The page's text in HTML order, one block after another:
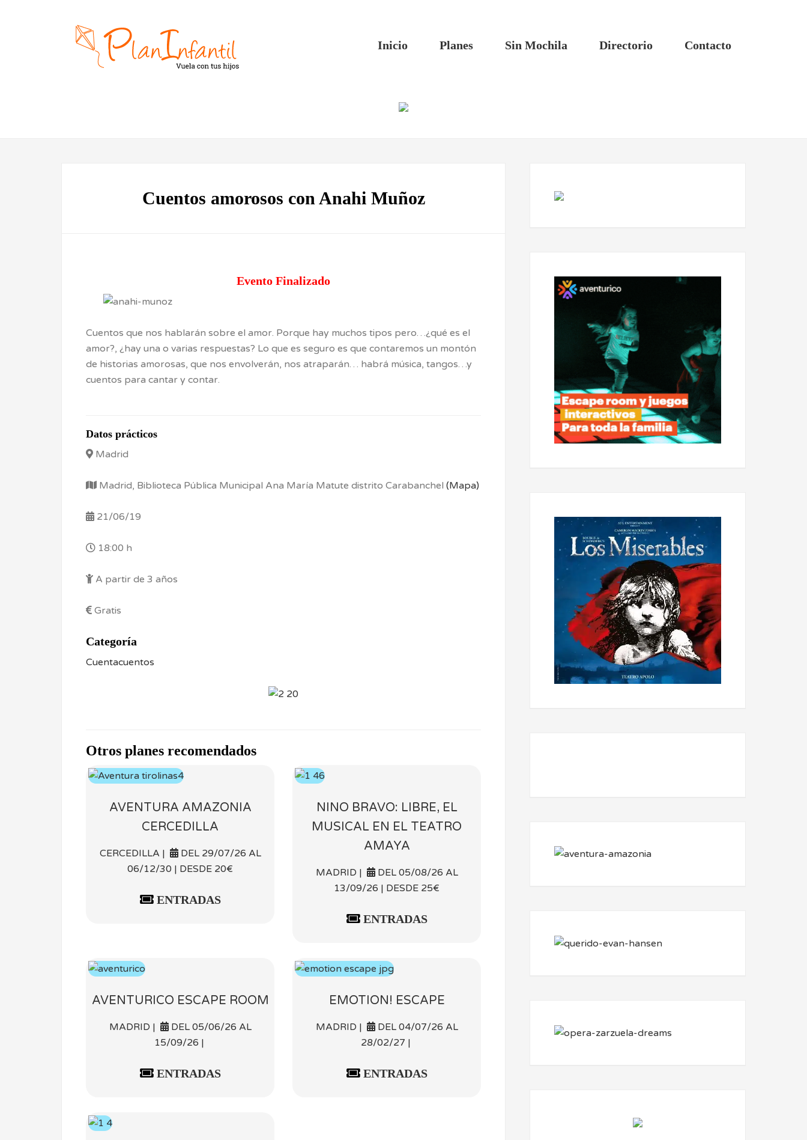
Inicio Planes Sin Mochila Directorio Contacto
Cuentos amorosos con Anahi Muñoz
Evento Finalizado
Cuentos que nos hablarán sobre el amor. Porque hay muchos tipos pero…¿qué es el
amor?, ¿hay una o varias respuestas? Lo que es seguro es que contaremos un montón
de historias amorosas, que nos envolverán, nos atraparán… habrá música, tangos…y
cuentos para cantar y contar.
Datos prácticos
Madrid
Madrid, Biblioteca Pública Municipal Ana María Matute distrito Carabanchel (Mapa)
21/06/19
18:00 h
A partir de 3 años
Gratis
Categoría
Cuentacuentos
Otros planes recomendados
AVENTURA AMAZONIA
CERCEDILLA
CERCEDILLA |
DEL 29/07/26 AL
06/12/30 | DESDE 20€
ENTRADAS
NINO BRAVO: LIBRE, EL
MUSICAL EN EL TEATRO
AMAYA
MADRID |
DEL 05/08/26 AL
13/09/26 | DESDE 25€
ENTRADAS
AVENTURICO ESCAPE ROOM
MADRID |
DEL 05/06/26 AL
15/09/26 |
ENTRADAS
EMOTION! ESCAPE
MADRID |
DEL 04/07/26 AL
28/02/27 |
ENTRADAS